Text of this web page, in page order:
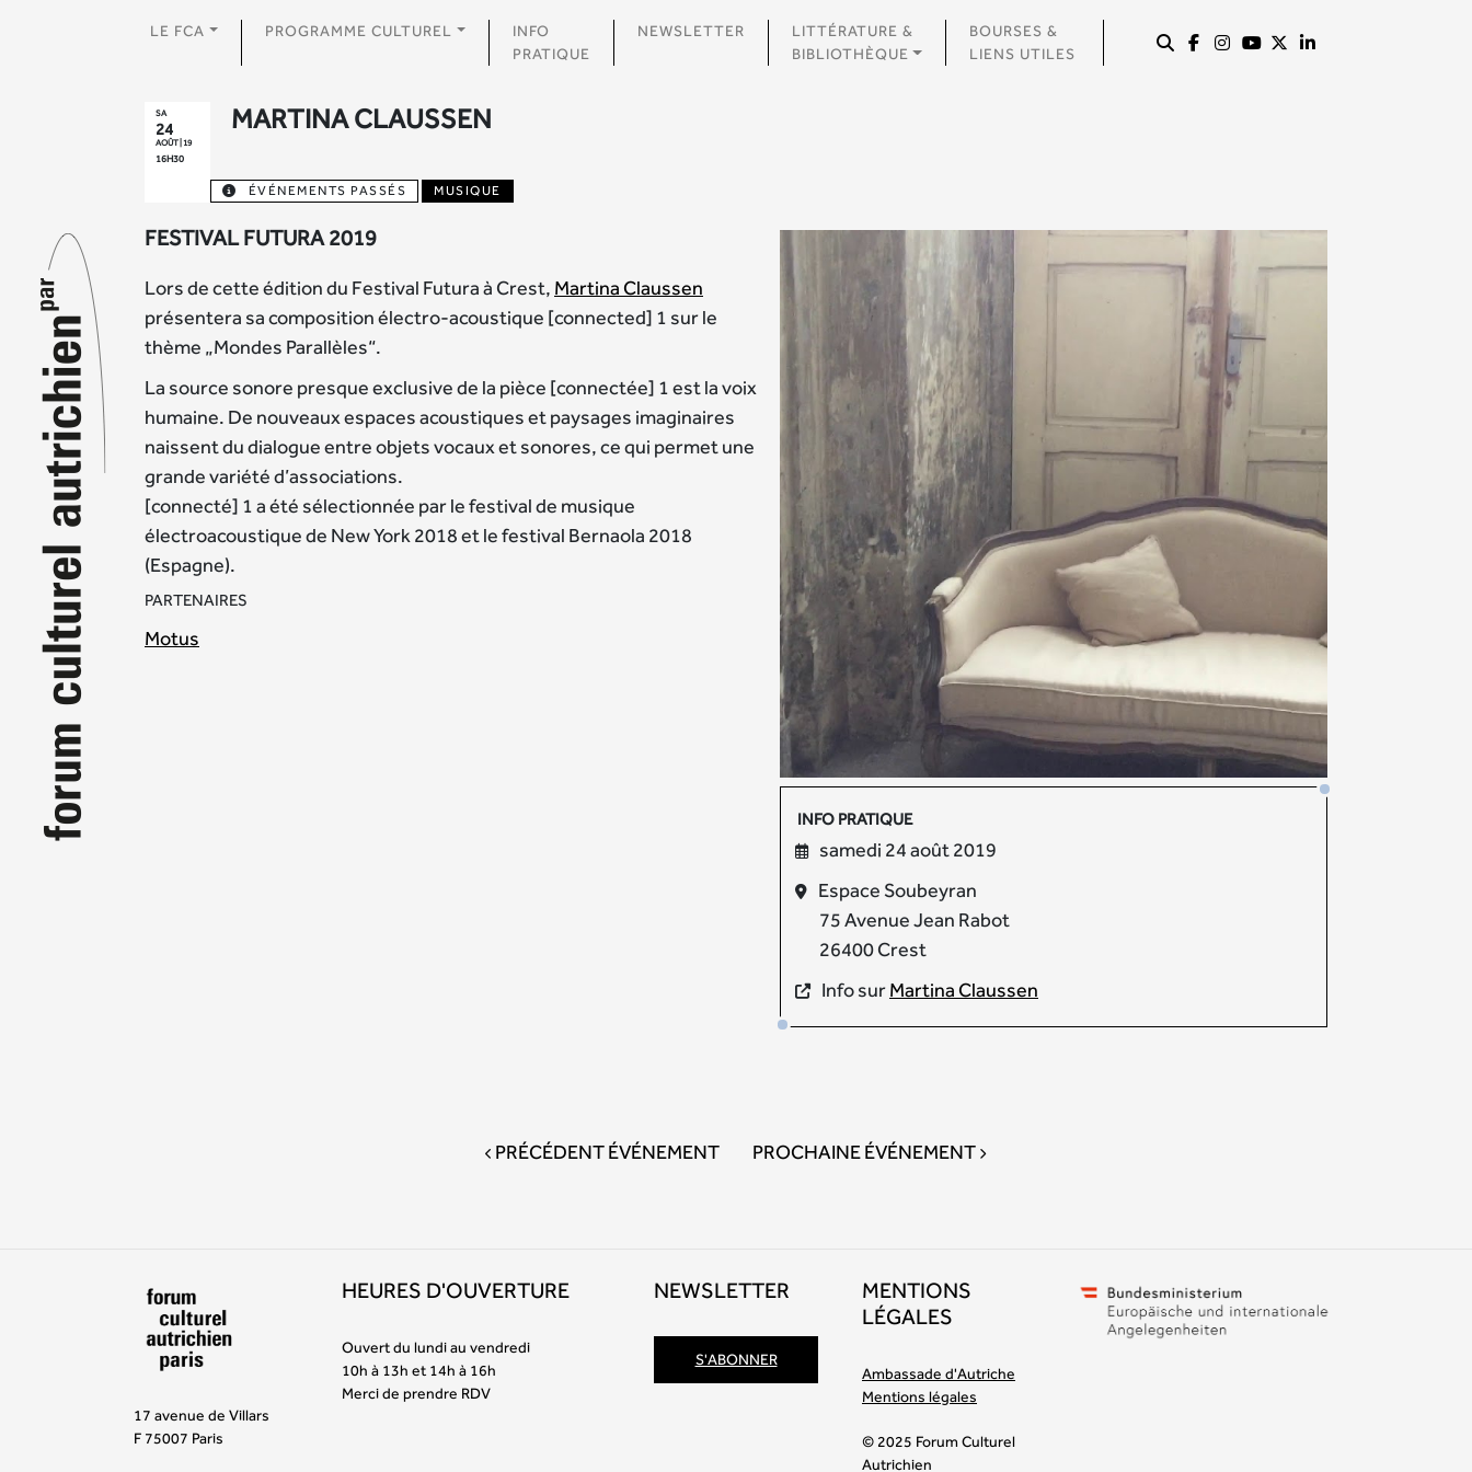
LE FCA PROGRAMME CULTUREL
INFO
PRATIQUE
NEWSLETTER
LITTÉRATURE &
BIBLIOTHÈQUE
BOURSES &
LIENS UTILES
SA
24
AOÛT | 19
16H30
MARTINA CLAUSSEN
ÉVÉNEMENTS PASSÉS MUSIQUE
INFO PRATIQUE
samedi 24 août 2019
Espace Soubeyran
75 Avenue Jean Rabot
26400 Crest
Info surMartina Claussen
FESTIVAL FUTURA 2019
Lors de cette édition du Festival Futura à Crest, Martina Claussen
présentera sa composition électro-acoustique [connected] 1 sur le
thème „Mondes Parallèles“.
La source sonore presque exclusive de la pièce [connectée] 1 est la voix
humaine. De nouveaux espaces acoustiques et paysages imaginaires
naissent du dialogue entre objets vocaux et sonores, ce qui permet une
grande variété d’associations.
[connecté] 1 a été sélectionnée par le festival de musique
électroacoustique de New York 2018 et le festival Bernaola 2018
(Espagne).
PARTENAIRES
Motus
PRÉCÉDENT ÉVÉNEMENT PROCHAINE ÉVÉNEMENT
17 avenue de Villars
F 75007 Paris
HEURES D'OUVERTURE
Ouvert du lundi au vendredi
10h à 13h et 14h à 16h
Merci de prendre RDV
NEWSLETTER
S'ABONNER
MENTIONS
LÉGALES
Ambassade d'Autriche
Mentions légales
© 2025 Forum Culturel
Autrichien